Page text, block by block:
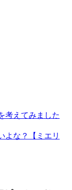
考えてみました
よな？【ミエリ